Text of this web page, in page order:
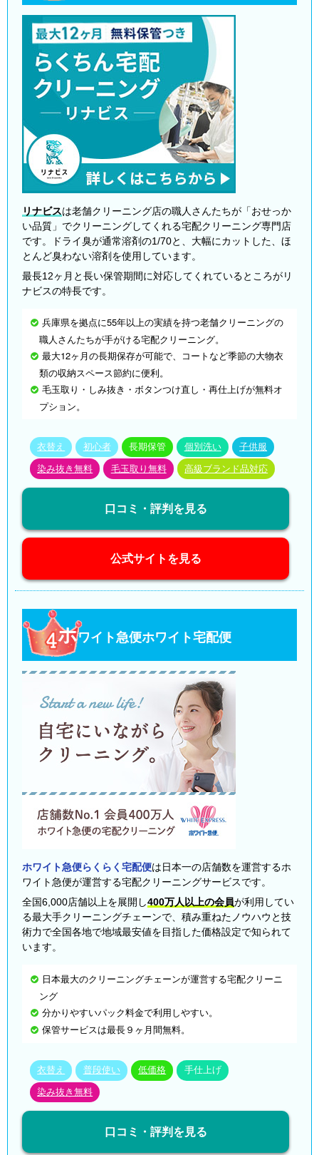
リナビスは老舗クリーニング店の職人さんたちが「おせっか
い品質」でクリーニングしてくれる宅配クリーニング専門店
です。ドライ臭が通常溶剤の1/70と、大幅にカットした、ほ
とんど臭わない溶剤を使用しています。
最長12ヶ月と長い保管期間に対応してくれているところがリ
ナビスの特長です。
兵庫県を拠点に55年以上の実績を持つ老舗クリーニングの
職人さんたちが手がける宅配クリーニング。
最大12ヶ月の長期保存が可能で、コートなど季節の大物衣
類の収納スペース節約に便利。
毛玉取り・しみ抜き・ボタンつけ直し・再仕上げが無料オ
プション。
衣替え 初心者 長期保管 個別洗い 子供服
染み抜き無料 毛玉取り無料 高級ブランド品対応
口コミ・評判を見る
公式サイトを見る
ホワイト急便ホワイト宅配便
ホワイト急便らくらく宅配便は日本一の店舗数を運営するホ
ワイト急便が運営する宅配クリーニングサービスです。
全国6,000店舗以上を展開し400万人以上の会員が利用してい
る最大手クリーニングチェーンで、積み重ねたノウハウと技
術力で全国各地で地域最安値を目指した価格設定で知られて
います。
日本最大のクリーニングチェーンが運営する宅配クリーニ
ング
分かりやすいパック料金で利用しやすい。
保管サービスは最長９ヶ月間無料。
衣替え 普段使い 低価格 手仕上げ
染み抜き無料
口コミ・評判を見る